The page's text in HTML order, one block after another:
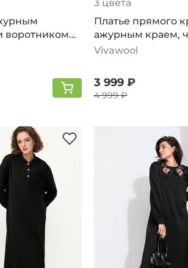
воротником
3 цвета
Платье прямого
ажурным краем,
Vivawool
3 999 ₽
4 999 ₽